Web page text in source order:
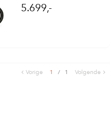
5.699,-
Vorige 1 / 1 Volgende